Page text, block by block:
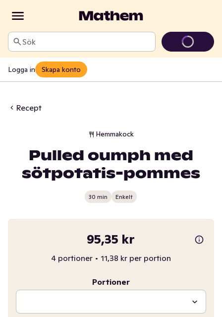
Sök
Logga in Skapa konto
Recept
Hemmakock
Pulled oumph med
sötpotatis-pommes
30 min Enkelt
95,35 kr
4 portioner • 11,38 kr per portion
Portioner